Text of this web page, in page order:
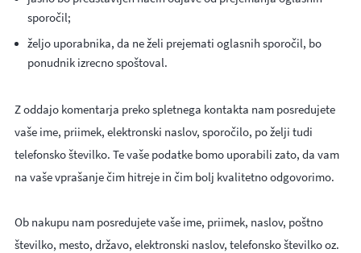
sporočil;
željo uporabnika, da ne želi prejemati oglasnih sporočil, bo
ponudnik izrecno spoštoval.
Z oddajo komentarja preko spletnega kontakta nam posredujete
vaše ime, priimek, elektronski naslov, sporočilo, po želji tudi
telefonsko številko. Te vaše podatke bomo uporabili zato, da vam
na vaše vprašanje čim hitreje in čim bolj kvalitetno odgovorimo.
Ob nakupu nam posredujete vaše ime, priimek, naslov, poštno
številko, mesto, državo, elektronski naslov, telefonsko številko oz.